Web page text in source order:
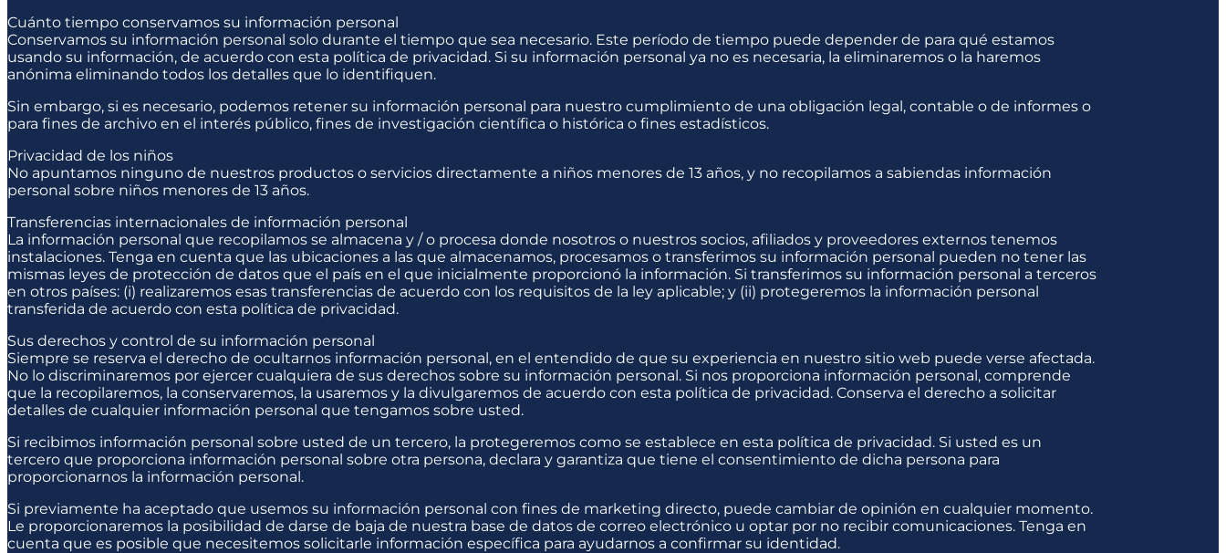
Cuánto tiempo conservamos su información personal
Conservamos su información personal solo durante el tiempo que sea necesario. Este período de tiempo puede depender de para qué estamos
usando su información, de acuerdo con esta política de privacidad. Si su información personal ya no es necesaria, la eliminaremos o la haremos
anónima eliminando todos los detalles que lo identifiquen.
Sin embargo, si es necesario, podemos retener su información personal para nuestro cumplimiento de una obligación legal, contable o de informes o
para fines de archivo en el interés público, fines de investigación científica o histórica o fines estadísticos.
Privacidad de los niños
No apuntamos ninguno de nuestros productos o servicios directamente a niños menores de 13 años, y no recopilamos a sabiendas información
personal sobre niños menores de 13 años.
Transferencias internacionales de información personal
La información personal que recopilamos se almacena y / o procesa donde nosotros o nuestros socios, afiliados y proveedores externos tenemos
instalaciones. Tenga en cuenta que las ubicaciones a las que almacenamos, procesamos o transferimos su información personal pueden no tener las
mismas leyes de protección de datos que el país en el que inicialmente proporcionó la información. Si transferimos su información personal a terceros
en otros países: (i) realizaremos esas transferencias de acuerdo con los requisitos de la ley aplicable; y (ii) protegeremos la información personal
transferida de acuerdo con esta política de privacidad.
Sus derechos y control de su información personal
Siempre se reserva el derecho de ocultarnos información personal, en el entendido de que su experiencia en nuestro sitio web puede verse afectada.
No lo discriminaremos por ejercer cualquiera de sus derechos sobre su información personal. Si nos proporciona información personal, comprende
que la recopilaremos, la conservaremos, la usaremos y la divulgaremos de acuerdo con esta política de privacidad. Conserva el derecho a solicitar
detalles de cualquier información personal que tengamos sobre usted.
Si recibimos información personal sobre usted de un tercero, la protegeremos como se establece en esta política de privacidad. Si usted es un
tercero que proporciona información personal sobre otra persona, declara y garantiza que tiene el consentimiento de dicha persona para
proporcionarnos la información personal.
Si previamente ha aceptado que usemos su información personal con fines de marketing directo, puede cambiar de opinión en cualquier momento.
Le proporcionaremos la posibilidad de darse de baja de nuestra base de datos de correo electrónico u optar por no recibir comunicaciones. Tenga en
cuenta que es posible que necesitemos solicitarle información específica para ayudarnos a confirmar su identidad.